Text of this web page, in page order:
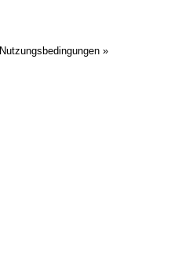
Nutzungsbedingungen »